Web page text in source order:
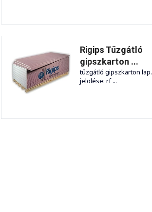
Rigips Tűzgátló
gipszkarton ...
tűzgátló gipszkarton lap.
jelölése: rf ...